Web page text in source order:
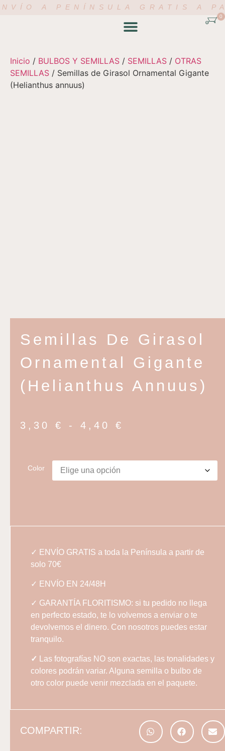
A PENÍNSULA GRATIS A
0
Inicio / BULBOS Y SEMILLAS / SEMILLAS / OTRAS
SEMILLAS / Semillas de Girasol Ornamental Gigante
(Helianthus annuus)
Semillas De Girasol
Ornamental Gigante
(Helianthus Annuus)
3,30 € - 4,40 €
Color
✓ ENVÍO GRATIS a toda la Península a partir de
solo 70€
✓ ENVÍO EN 24/48H
✓ GARANTÍA FLORITISMO: si tu pedido no llega
en perfecto estado, te lo volvemos a enviar o te
devolvemos el dinero. Con nosotros puedes estar
tranquilo.
✓
Las fotografías NO son exactas, las tonalidades y
colores podrán variar. Alguna semilla o bulbo de
otro color puede venir mezclada en el paquete.
COMPARTIR: